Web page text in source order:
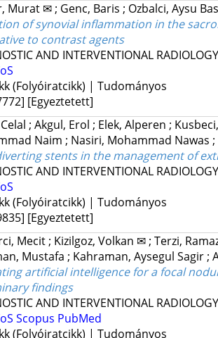
Murat ✉; Genc, Baris ; Ozbalci, Aysu
of synovial inflammation in the
to contrast agents
AND INTERVENTIONAL RADIOLOGY
(Folyóiratcikk) | Tudományos
[Egyeztetett]
; Akgul, Erol ; Elek, Alperen ;
Naim ; Nasiri, Mohammad Nawas ;
stents in the management of
AND INTERVENTIONAL RADIOLOGY
(Folyóiratcikk) | Tudományos
[Egyeztetett]
Mecit; Kizilgoz, Volkan ✉; Terzi,
Mustafa ; Kahraman, Aysegul Sagir;
artificial intelligence for a focal
findings
AND INTERVENTIONAL RADIOLOGY
Scopus PubMed
(Folyóiratcikk) | Tudományos